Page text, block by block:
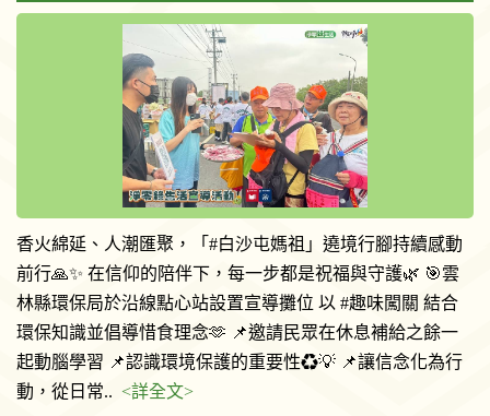
香火綿延、人潮匯聚，「#白沙屯媽祖」遶境行腳持續感動
前行🙏✨ 在信仰的陪伴下，每一步都是祝福與守護🌿 🎯雲
林縣環保局於沿線點心站設置宣導攤位 以 #趣味闖關 結合
環保知識並倡導惜食理念🫶 📌邀請民眾在休息補給之餘一
起動腦學習 📌認識環境保護的重要性♻️💡 📌讓信念化為行
動，從日常.. <詳全文>